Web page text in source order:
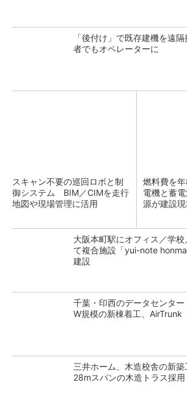
「後付け」で既存建機を遠
者でもオペレーターに
スキャン不要の巡回ロボと制
御システム BIM／CIMを走行
地図や現場管理に活用
燃料費を
電機と蓄
源が建設
大阪本町駅にオフィス／学
て複合施設「yui-note
建設
千葉・印西のデータセンタ
W規模の新棟着工、AirTrunk
三井ホーム、木造校舎の新
28mスパンの木造トラス採用